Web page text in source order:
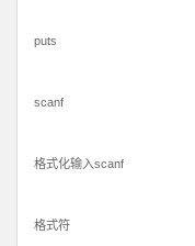
puts
scanf
格式化输入scanf
格式符